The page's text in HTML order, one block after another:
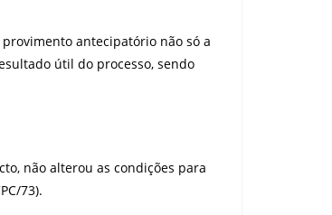
antecipatório não só a
útil do processo, sendo
não alterou as condições para
73).